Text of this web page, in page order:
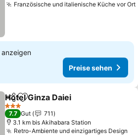
Französische und italienische Küche vor Ort
anzeigen
Preise sehen
TeilenZu Favoriten hinzufügen
Hotel Ginza Daiei
3 Sterne
7.7 Gut
711
3.1 km bis Akihabara Station
Retro-Ambiente und einzigartiges Design